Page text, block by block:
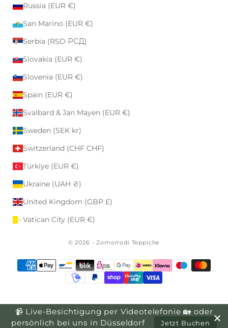
Russia (EUR €)
San Marino (EUR €)
Serbia (RSD РСД)
Slovakia (EUR €)
Slovenia (EUR €)
Spain (EUR €)
Svalbard & Jan Mayen (EUR €)
Sweden (SEK kr)
Switzerland (CHF CHF)
Türkiye (EUR €)
Ukraine (UAH ₴)
United Kingdom (GBP £)
Vatican City (EUR €)
© 2026 - Zomorrodi Teppiche
📹 Live-Besichtigung per Videotelefonie 🏡 oder
persönlich bei uns in Düsseldorf
Jetzt Buchen